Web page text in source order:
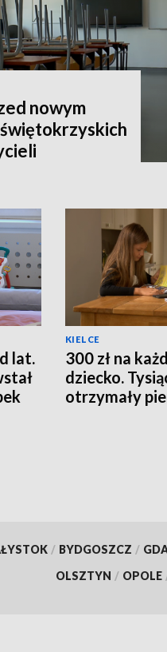
nowym
lat.
KIELCE
300 zł na
dziecko.
otrzymały
/ BYDGOSZCZ /
OLSZTYN / OPOLE